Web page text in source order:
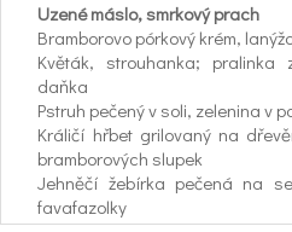
Uzené máslo, smrkový prach
Bramborovo pórkový krém,
Květák, strouhanka; pralinka
daňka
Pstruh pečený v soli, zelenina v
Králičí hřbet grilovaný na
bramborových slupek
Jehněčí žebírka pečená na
favafazolky